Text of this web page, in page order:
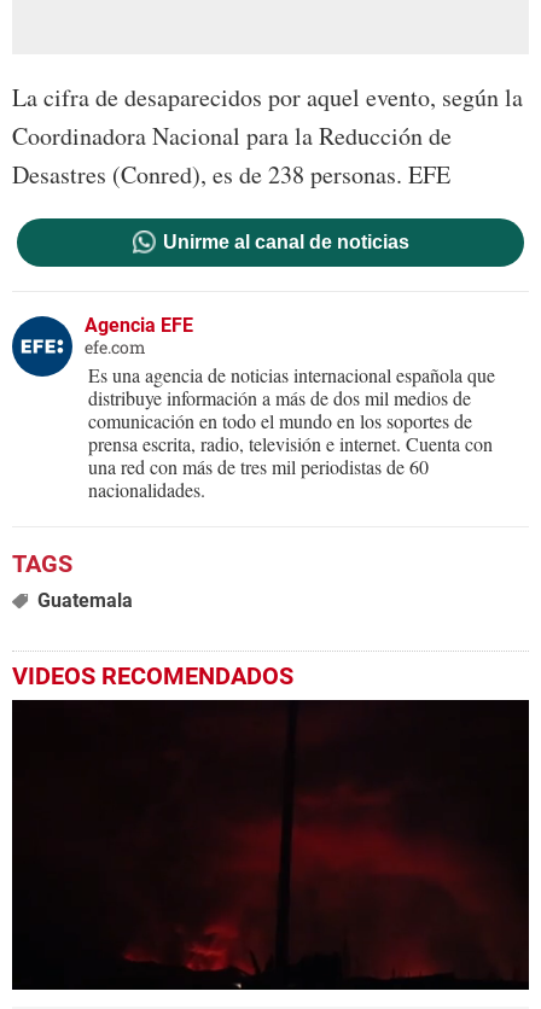
La cifra de desaparecidos por aquel evento, según la
Coordinadora Nacional para la Reducción de
Desastres (Conred), es de 238 personas. EFE
Unirme al canal de noticias
Agencia EFE
efe.com
Es una agencia de noticias internacional española que
distribuye información a más de dos mil medios de
comunicación en todo el mundo en los soportes de
prensa escrita, radio, televisión e internet. Cuenta con
una red con más de tres mil periodistas de 60
nacionalidades.
Guatemala
VIDEOS RECOMENDADOS